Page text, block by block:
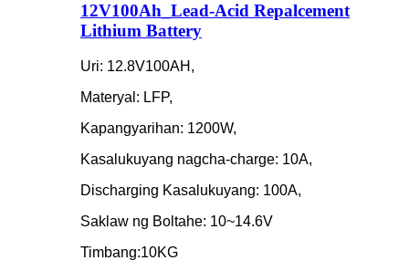
12V100Ah_Lead-Acid Repalcement
Lithium Battery
Uri: 12.8V100AH,
Materyal: LFP,
Kapangyarihan: 1200W,
Kasalukuyang nagcha-charge: 10A,
Discharging Kasalukuyang: 100A,
Saklaw ng Boltahe: 10~14.6V
Timbang:10KG